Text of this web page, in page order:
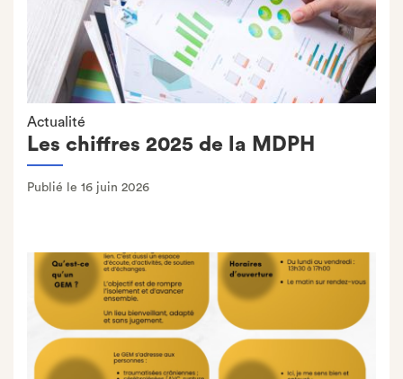
Actualité
Les chiffres 2025 de la MDPH
Publié le 16 juin 2026